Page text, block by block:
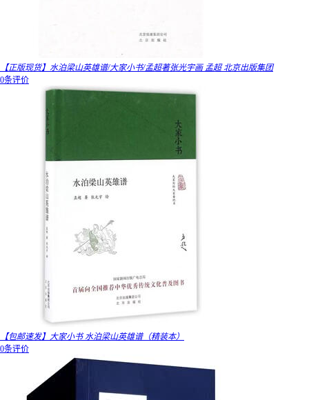
【正版现货】水泊梁山英雄谱/大家小书/孟超著张光宇画 孟超 北京出版集团
0条评价
【包邮速发】大家小书 水泊梁山英雄谱（精装本）
0条评价